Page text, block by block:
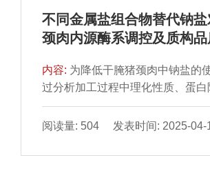
不同金属盐组合物替代钠
颈肉内源酶系调控及质构
内容: 为降低干腌猪颈肉中钠盐的
过分析加工过程中理化性质、蛋白
氨基酸组成、内源酶活力和质构
数，研究不同金属盐组合物对干腌
量分数100% NaCl组相比，采用
阅读量: 504 发表时间: 2025-04-